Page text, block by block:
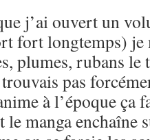
j’ai ouvert un
fort longtemps) je
plumes, rubans le
pas
à l’époque ça
manga enchaîne